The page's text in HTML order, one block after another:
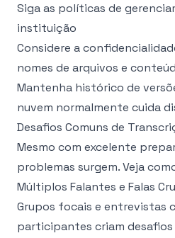
Siga as políticas de
instituição
Considere a
nomes de arquivos e
Mantenha histórico de
nuvem normalmente cuida
Desafios Comuns de
Mesmo com excelente
problemas surgem. Veja
Múltiplos Falantes e Falas
Grupos focais e entrevistas
participantes criam desafios